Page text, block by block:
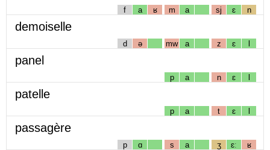
f a ʁ m a sj ɛ n
demoiselle
d ə mw a z ɛ l
panel
p a n ɛ l
patelle
p a t ɛ l
passagère
p ɑ s a ʒ ɛː ʁ